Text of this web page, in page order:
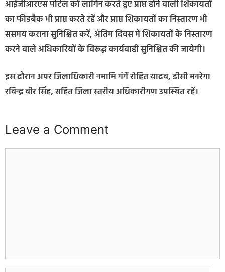
आईजीआरएस पोर्टल को लागिन करते हुए प्राप्त होने वाली शिकायतों
का फीडबैक भी प्राप्त करते रहें और प्राप्त शिकायतों का निस्तारण भी
ससमय कराना सुनिश्चित करें, अंतिम दिवस में शिकायतों के निस्तारण
करने वाले अधिकारियों के विरूद्ध कार्यवाही सुनिश्चित की जायेगी।
इस दौरान अपर जिलाधिकारी नमामि गंगें रोहित यादव, डीसी मनरेगा
रविन्द्र वीर सिंह, सहित जिला स्तरीय अधिकारीगण उपस्थित रहें।
Leave a Comment